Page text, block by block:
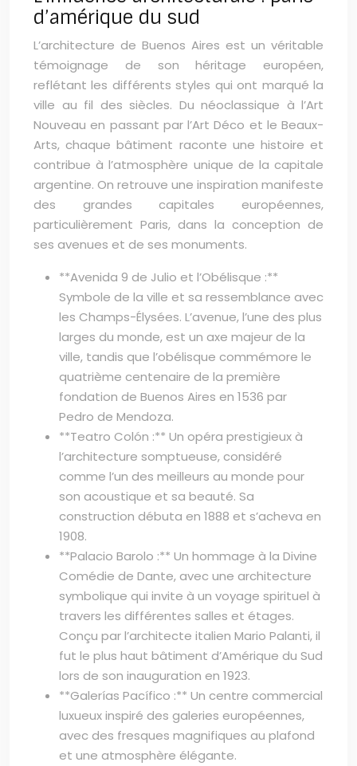
d’amérique du sud
L’architecture de Buenos Aires est un véritable
témoignage de son héritage européen,
reflétant les différents styles qui ont marqué la
ville au fil des siècles. Du néoclassique à l’Art
Nouveau en passant par l’Art Déco et le Beaux-
Arts, chaque bâtiment raconte une histoire et
contribue à l’atmosphère unique de la capitale
argentine. On retrouve une inspiration manifeste
des grandes capitales européennes,
particulièrement Paris, dans la conception de
ses avenues et de ses monuments.
**Avenida 9 de Julio et l’Obélisque :**
Symbole de la ville et sa ressemblance avec
les Champs-Élysées. L’avenue, l’une des plus
larges du monde, est un axe majeur de la
ville, tandis que l’obélisque commémore le
quatrième centenaire de la première
fondation de Buenos Aires en 1536 par
Pedro de Mendoza.
**Teatro Colón :** Un opéra prestigieux à
l’architecture somptueuse, considéré
comme l’un des meilleurs au monde pour
son acoustique et sa beauté. Sa
construction débuta en 1888 et s’acheva en
1908.
**Palacio Barolo :** Un hommage à la Divine
Comédie de Dante, avec une architecture
symbolique qui invite à un voyage spirituel à
travers les différentes salles et étages.
Conçu par l’architecte italien Mario Palanti, il
fut le plus haut bâtiment d’Amérique du Sud
lors de son inauguration en 1923.
**Galerías Pacífico :** Un centre commercial
luxueux inspiré des galeries européennes,
avec des fresques magnifiques au plafond
et une atmosphère élégante.